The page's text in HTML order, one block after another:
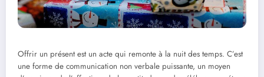
Offrir un présent est un acte qui remonte à la nuit des temps. C’est
une forme de communication non verbale puissante, un moyen